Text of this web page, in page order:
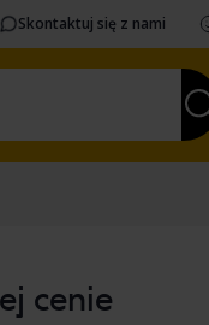
Skontaktuj się z nami
cenie